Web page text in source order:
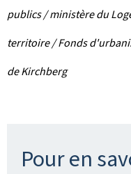
publics / ministère du
territoire / Fonds
de Kirchberg
Pour en